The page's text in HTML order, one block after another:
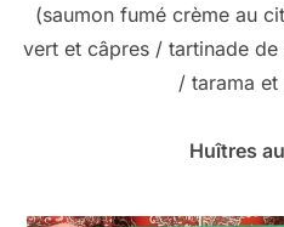
(saumon fumé crème au
vert et câpres / tartinade
/ tarama et
Huîtres